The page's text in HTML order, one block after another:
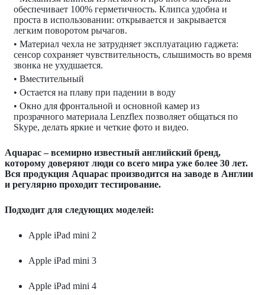
обеспечивает 100% герметичность. Клипса удобна и
проста в использовании: открывается и закрывается
легким поворотом рычагов.
• Материал чехла не затрудняет эксплуатацию гаджета:
сенсор сохраняет чувствительность, слышимость во время
звонка не ухудшается.
• Вместительный
• Остается на плаву при падении в воду
• Окно для фронтальной и основной камер из
прозрачного материала Lenzflex позволяет общаться по
Skype, делать яркие и четкие фото и видео.
Aquapac – всемирно известный английский бренд,
которому доверяют люди со всего мира уже более 30 лет.
Вся продукция Aquapac производится на заводе в Англии
и регулярно проходит тестирование.
Подходит для следующих моделей:
Apple iPad mini 2
Apple iPad mini 3
Apple iPad mini 4